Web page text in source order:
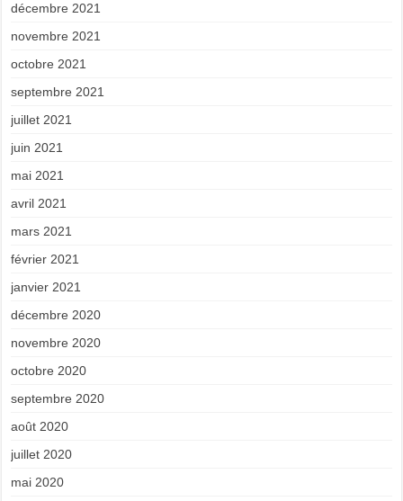
décembre 2021
novembre 2021
octobre 2021
septembre 2021
juillet 2021
juin 2021
mai 2021
avril 2021
mars 2021
février 2021
janvier 2021
décembre 2020
novembre 2020
octobre 2020
septembre 2020
août 2020
juillet 2020
mai 2020